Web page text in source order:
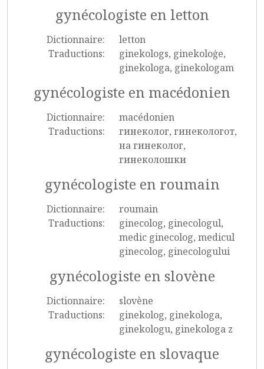
gynécologiste en letton
Dictionnaire:
letton
Traductions:
ginekologs, ginekoloģe,
ginekologa, ginekologam
gynécologiste en macédonien
Dictionnaire:
macédonien
Traductions:
гинеколог, гинекологот,
на гинеколог,
гинеколошки
gynécologiste en roumain
Dictionnaire:
roumain
Traductions:
ginecolog, ginecologul,
medic ginecolog, medicul
ginecolog, ginecologului
gynécologiste en slovène
Dictionnaire:
slovène
Traductions:
ginekolog, ginekologa,
ginekologu, ginekologa z
gynécologiste en slovaque